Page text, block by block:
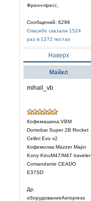
Френч-пресс,
Сообщений: 6296
Спасибо сказали 1524
раз в 1272 постах
Наверх
Mайкл
mihail_vb
Кофемашина:VBM
Domobar Super 2B Rocket
Cellini Evo v2
Кофемолка:Mazzer Major
Kony KinuM47/M47 traveler
Comandante CEADO
E37SD
Др.
оборудованиеAeropress